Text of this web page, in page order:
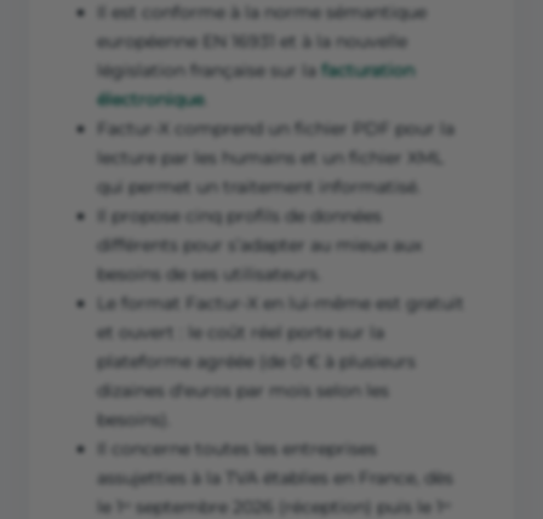
Il est conforme à la norme sémantique
européenne EN 16931 et à la nouvelle
législation française sur la facturation
électronique.
Factur-X comprend un fichier PDF pour la
lecture par les humains et un fichier XML
qui permet un traitement informatisé.
Il propose cinq profils de données
différents pour s’adapter au mieux aux
besoins de ses utilisateurs.
Le format Factur-X en lui-même est gratuit
et ouvert : le coût réel porte sur la
plateforme agréée (de 0 € à plusieurs
dizaines d'euros par mois selon les
besoins).
Il concerne toutes les entreprises
assujetties à la TVA établies en France, dès
le 1ᵉʳ septembre 2026 (réception) puis le 1ᵉʳ